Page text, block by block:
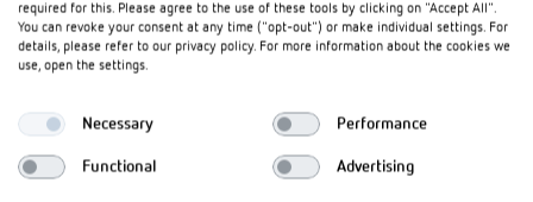
Lichtverteilungskurve ZIP
theLeda B dual-Light distribution
curves (5,3 MB)
instructions (5,3 MB)
Information Notice EU
Data Act
theLeda B10 dual WH-Information
Notice EU Data Act (46,7 kB)
required for this. Please agree to the use of these tools by clicking on "Accept All".
You can revoke your consent at any time ("opt-out") or make individual settings. For
details, please refer to our privacy policy. For more information about the cookies we
use, open the settings.
Necessary Performance
Functional Advertising